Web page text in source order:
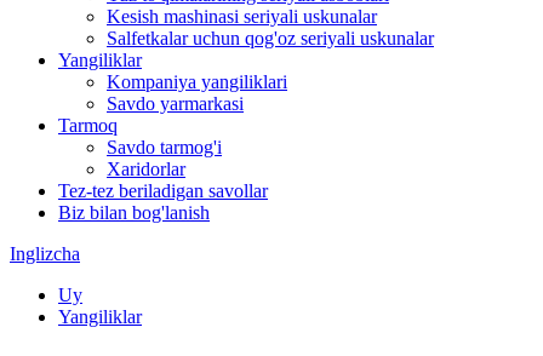
Kesish mashinasi seriyali uskunalar
Salfetkalar uchun qog'oz seriyali uskunalar
Yangiliklar
Kompaniya yangiliklari
Savdo yarmarkasi
Tarmoq
Savdo tarmog'i
Xaridorlar
Tez-tez beriladigan savollar
Biz bilan bog'lanish
Inglizcha
Uy
Yangiliklar